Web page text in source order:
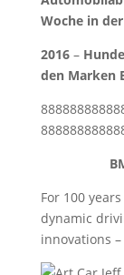
Woche in
2016–
den Marken
For 100
dynamic
innovations